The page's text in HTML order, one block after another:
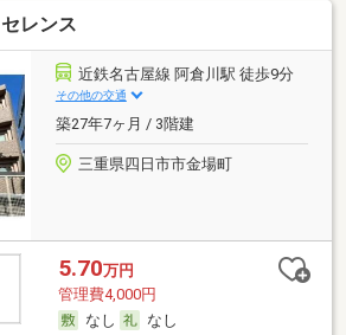
レンス
近鉄名古屋線 阿倉川駅 徒歩9分
その他の交通
築27年7ヶ月 / 3階建
三重県四日市市金場町
5.70万円
管理費4,000円
なし
なし